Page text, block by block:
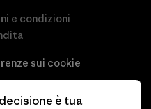
e condizioni
sui cookie
è tua